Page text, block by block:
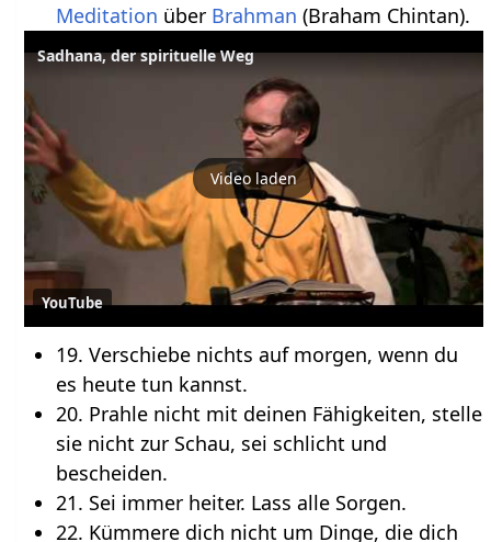
Meditation über Brahman (Braham Chintan).
Sadhana, der spirituelle Weg
Video laden
YouTube
19. Verschiebe nichts auf morgen, wenn du
es heute tun kannst.
20. Prahle nicht mit deinen Fähigkeiten, stelle
sie nicht zur Schau, sei schlicht und
bescheiden.
21. Sei immer heiter. Lass alle Sorgen.
22. Kümmere dich nicht um Dinge, die dich